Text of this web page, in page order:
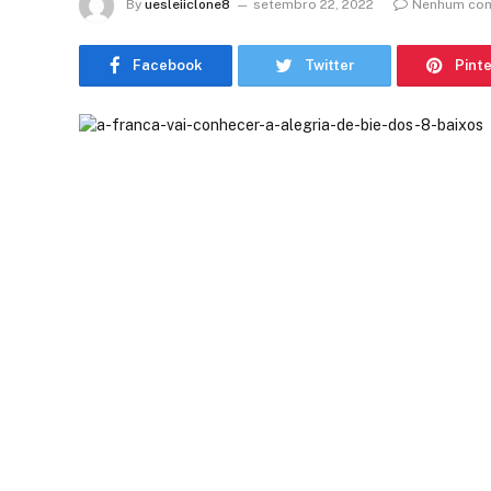
By uesleiiclone8 setembro 22, 2022 Nenhum
Facebook Twitter